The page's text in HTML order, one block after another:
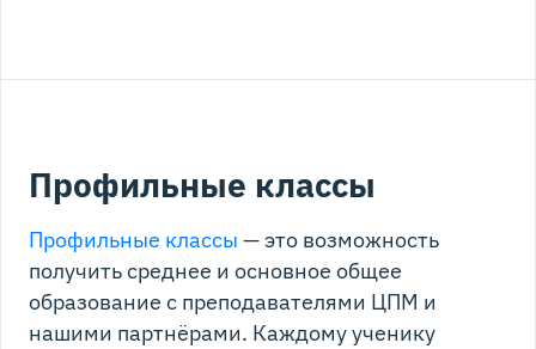
Профильные классы
Профильные классы — это возможность
получить среднее и основное общее
образование с преподавателями ЦПМ и
нашими партнёрами. Каждому ученику